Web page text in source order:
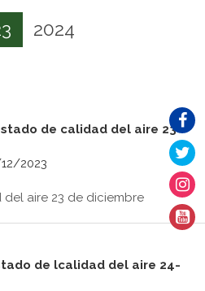
2024
de calidad del aire 23-
2023
aire 23 de diciembre
de lcalidad del aire 24-